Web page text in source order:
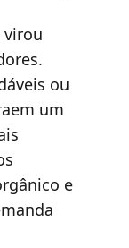
virou
ou
um
e